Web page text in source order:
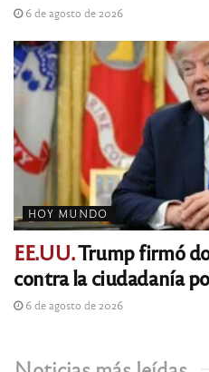
6 de agosto de 2026
HOY MUNDO
EE.UU.Trump firmó
contra la ciudadanía
6 de agosto de 2026